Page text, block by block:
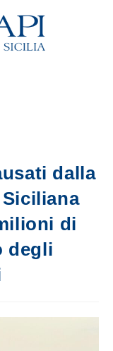
dalla
di
degli